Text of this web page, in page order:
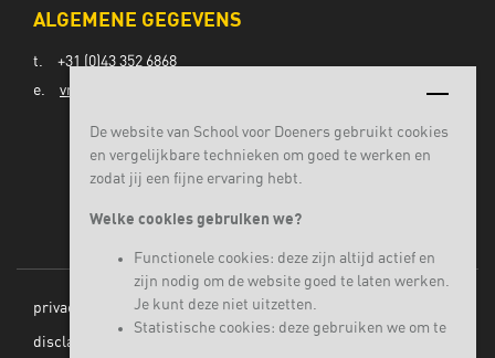
De website van School voor Doeners gebruikt cookies
en vergelijkbare technieken om goed te werken en
zodat jij een fijne ervaring hebt.
Welke cookies gebruiken we?
Functionele cookies: deze zijn altijd actief en
zijn nodig om de website goed te laten werken.
Je kunt deze niet uitzetten.
Statistische cookies: deze gebruiken we om te
ALGEMENE GEGEVENS
t.
+31 (0)43 352 6868
e.
vmbo@lvomaastricht.nl
privacy
disclaimer